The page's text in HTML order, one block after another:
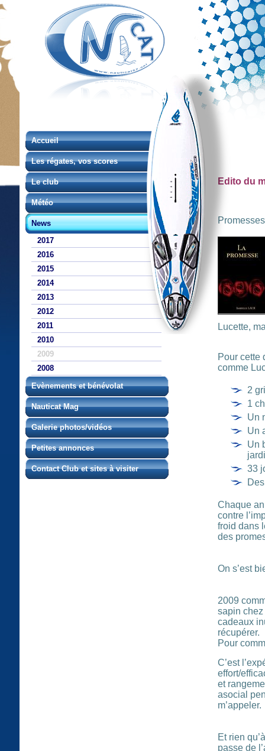
Accueil
Les régates, vos scores
Le club
Météo
News
2017
2016
2015
2014
2013
2012
2011
2010
2009
2008
Evènements et bénévolat
Nauticat Mag
Galerie photos/vidéos
Petites annonces
Contact Club et sites à visiter
Edito du
Lucette,
Pour cette
comme
2
1
Un
Un
Un
33
Chaque
contre
froid dans
des
On s’est
2009
sapin
cadeaux
récupérer.
Pour
C’est
effort/
et
asocial
m’appeler.
Et rien
passe de